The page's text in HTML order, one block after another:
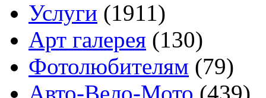
Услуги (1911)
Арт галерея (130)
Фотолюбителям (79)